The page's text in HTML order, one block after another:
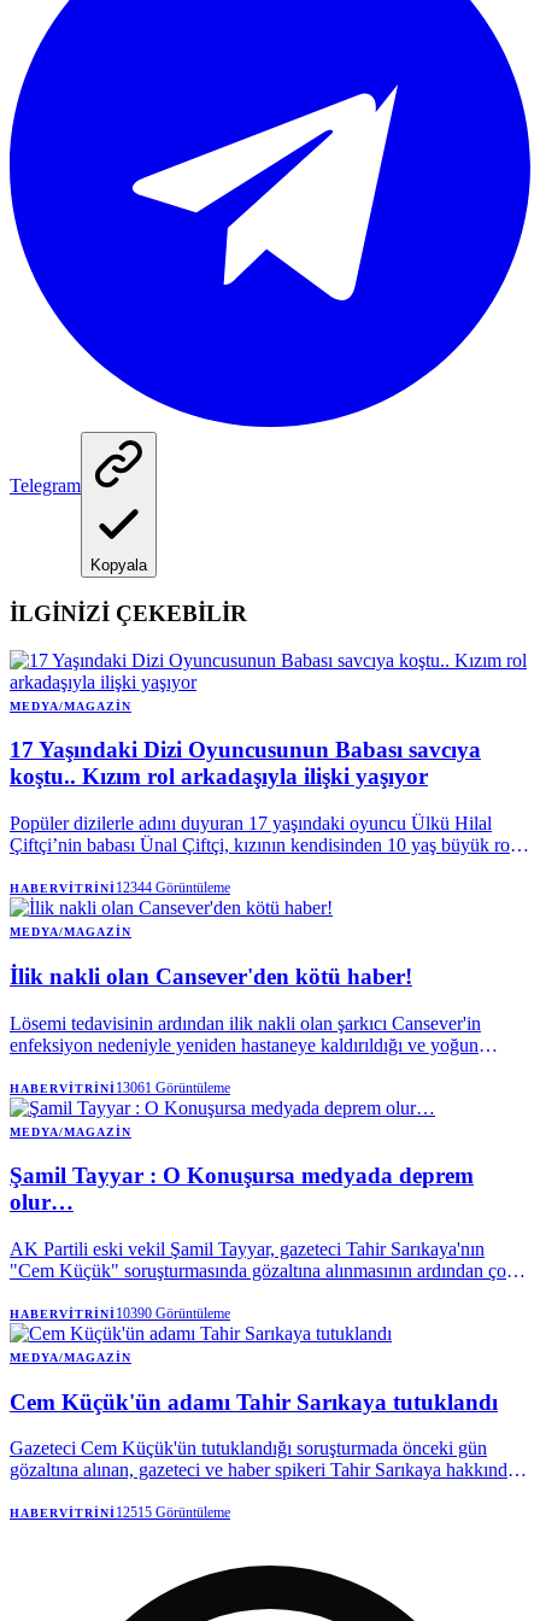
Telegram
Kopyala
İLGİNİZİ ÇEKEBİLİR
MEDYA/MAGAZIN
17 Yaşındaki Dizi Oyuncusunun Babası savcıya
koştu.. Kızım rol arkadaşıyla ilişki yaşıyor
Popüler dizilerle adını duyuran 17 yaşındaki oyuncu Ülkü Hilal
Çiftçi’nin babası Ünal Çiftçi, kızının kendisinden 10 yaş büyük rol
başvurdu. Baba Çiftçi, kızının çalıştığı menajerlik şirketinin de yasal
veli onayı almadan sözleşme yaptığını iddia etti.
HABERVITRINI12344 Görüntüleme
MEDYA/MAGAZIN
İlik nakli olan Cansever'den kötü haber!
Lösemi tedavisinin ardından ilik nakli olan şarkıcı Cansever'in
enfeksiyon nedeniyle yeniden hastaneye kaldırıldığı ve yoğun
HABERVITRINI13061 Görüntüleme
MEDYA/MAGAZIN
Şamil Tayyar : O Konuşursa medyada deprem
olur…
AK Partili eski vekil Şamil Tayyar, gazeteci Tahir Sarıkaya'nın
"Cem Küçük" soruşturmasında gözaltına alınmasının ardından çok
HABERVITRINI10390 Görüntüleme
MEDYA/MAGAZIN
Cem Küçük'ün adamı Tahir Sarıkaya tutuklandı
Gazeteci Cem Küçük'ün tutuklandığı soruşturmada önceki gün
gözaltına alınan, gazeteci ve haber spikeri Tahir Sarıkaya hakkında
tutuklandı.
HABERVITRINI12515 Görüntüleme